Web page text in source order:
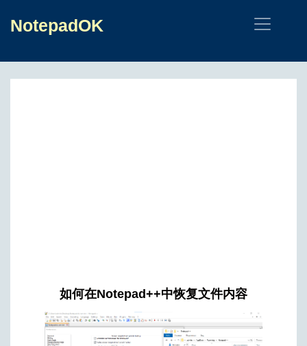
NotepadOK
如何在Notepad++中恢复文件内容